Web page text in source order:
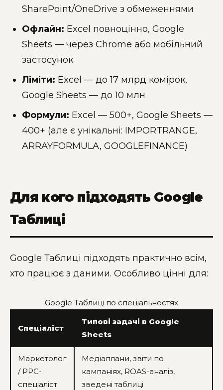
SharePoint/OneDrive з обмеженнями
Офлайн: Excel повноцінно, Google
Sheets — через Chrome або мобільний
застосунок
Ліміти: Excel — до 17 млрд комірок,
Google Sheets — до 10 млн
Формули: Excel — 500+, Google Sheets —
400+ (але є унікальні: IMPORTRANGE,
ARRAYFORMULA, GOOGLEFINANCE)
Для кого підходять Google
Таблиці
Google Таблиці підходять практично всім,
хто працює з даними. Особливо цінні для:
Google Таблиці по спеціальностях
Спеціаліст
Типові задачі в Google
Sheets
Маркетолог
/ PPC-
спеціаліст
Медіаплани, звіти по
кампаніях, ROAS-аналіз,
зведені таблиці